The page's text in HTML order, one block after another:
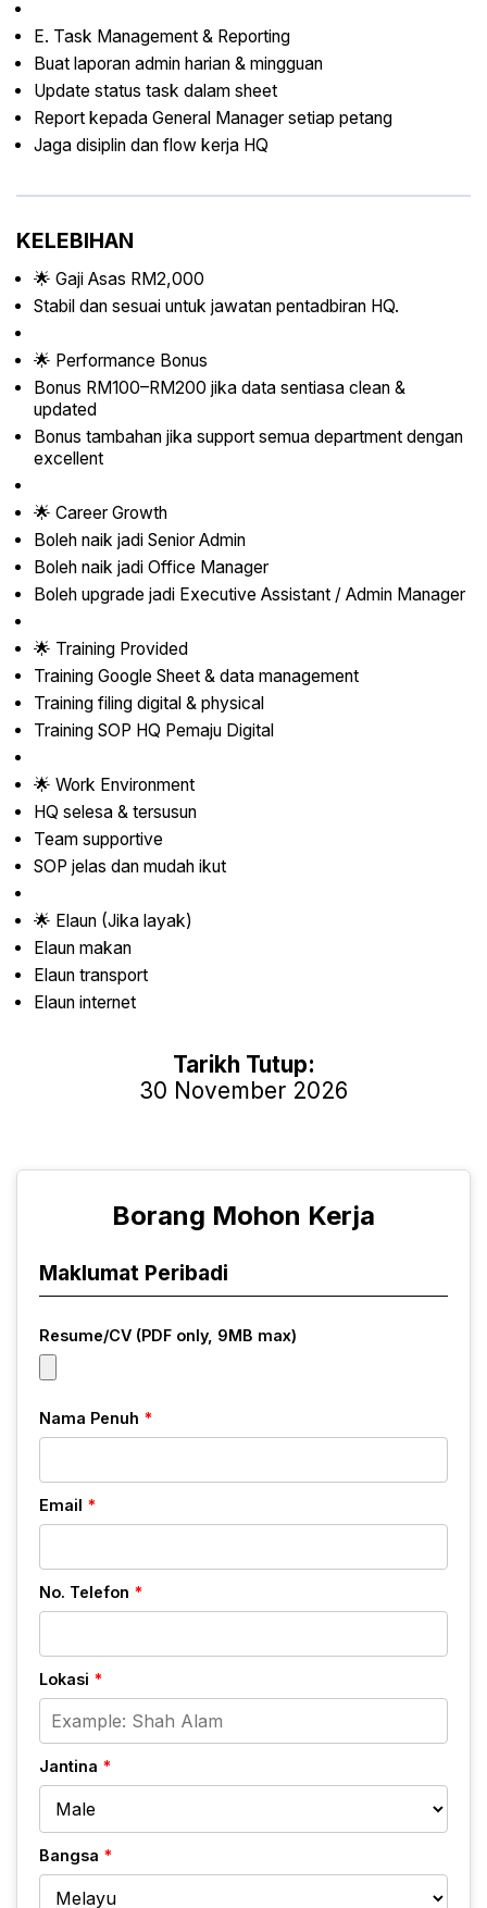
E. Task Management & Reporting
Buat laporan admin harian & mingguan
Update status task dalam sheet
Report kepada General Manager setiap petang
Jaga disiplin dan flow kerja HQ
KELEBIHAN
🌟 Gaji Asas RM2,000
Stabil dan sesuai untuk jawatan pentadbiran HQ.
🌟 Performance Bonus
Bonus RM100–RM200 jika data sentiasa clean &
updated
Bonus tambahan jika support semua department dengan
excellent
🌟 Career Growth
Boleh naik jadi Senior Admin
Boleh naik jadi Office Manager
Boleh upgrade jadi Executive Assistant / Admin Manager
🌟 Training Provided
Training Google Sheet & data management
Training filing digital & physical
Training SOP HQ Pemaju Digital
🌟 Work Environment
HQ selesa & tersusun
Team supportive
SOP jelas dan mudah ikut
🌟 Elaun (Jika layak)
Elaun makan
Elaun transport
Elaun internet
Tarikh Tutup:
30 November 2026
Borang Mohon Kerja
Maklumat Peribadi
Resume/CV (PDF only, 9MB max)
Nama Penuh *
Email *
No. Telefon *
Lokasi *
Jantina *
Bangsa *